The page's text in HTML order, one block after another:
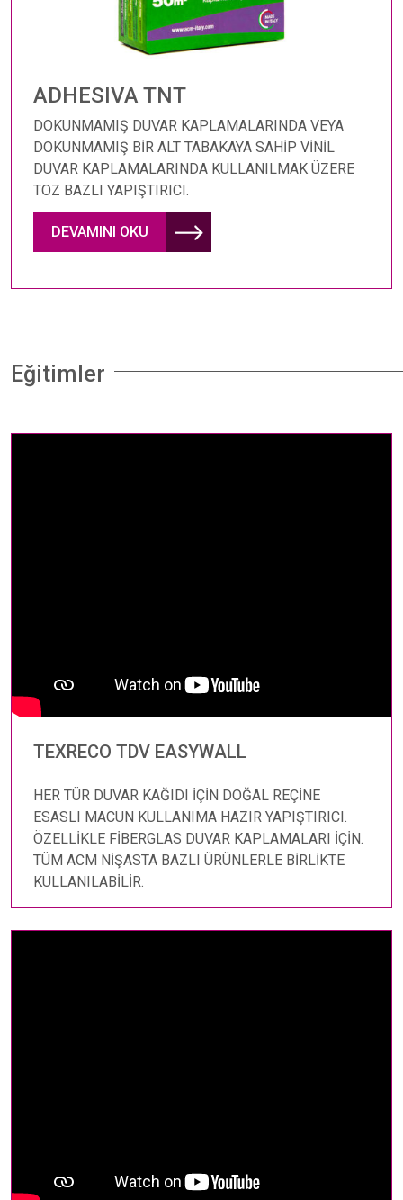
ADHESIVA TNT
DOKUNMAMIŞ DUVAR KAPLAMALARINDA VEYA
DOKUNMAMIŞ BİR ALT TABAKAYA SAHİP VİNİL
DUVAR KAPLAMALARINDA KULLANILMAK ÜZERE
TOZ BAZLI YAPIŞTIRICI.
DEVAMINI OKU
Eğitimler
TEXRECO TDV EASYWALL
HER TÜR DUVAR KAĞIDI İÇİN DOĞAL REÇİNE
ESASLI MACUN KULLANIMA HAZIR YAPIŞTIRICI.
ÖZELLİKLE FİBERGLAS DUVAR KAPLAMALARI İÇİN.
TÜM ACM NİŞASTA BAZLI ÜRÜNLERLE BİRLİKTE
KULLANILABİLİR.